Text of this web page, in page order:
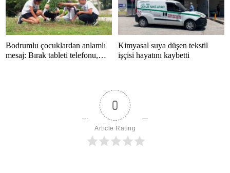
Bodrumlu çocuklardan anlamlı
mesaj: Bırak tableti telefonu,
Kimyasal suya düşen tekstil
işçisi hayatını kaybetti
0
Article Rating